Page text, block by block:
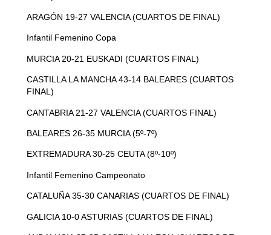
ARAGÓN 19-27 VALENCIA (CUARTOS DE FINAL)
Infantil Femenino Copa
MURCIA 20-21 EUSKADI (CUARTOS FINAL)
CASTILLA LA MANCHA 43-14 BALEARES (CUARTOS
FINAL)
CANTABRIA 21-27 VALENCIA (CUARTOS FINAL)
BALEARES 26-35 MURCIA (5º-7º)
EXTREMADURA 30-25 CEUTA (8º-10º)
Infantil Femenino Campeonato
CATALUÑA 35-30 CANARIAS (CUARTOS DE FINAL)
GALICIA 10-0 ASTURIAS (CUARTOS DE FINAL)